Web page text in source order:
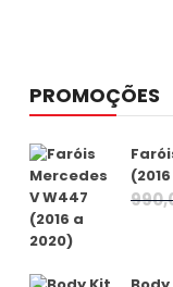
PROMOÇÕES